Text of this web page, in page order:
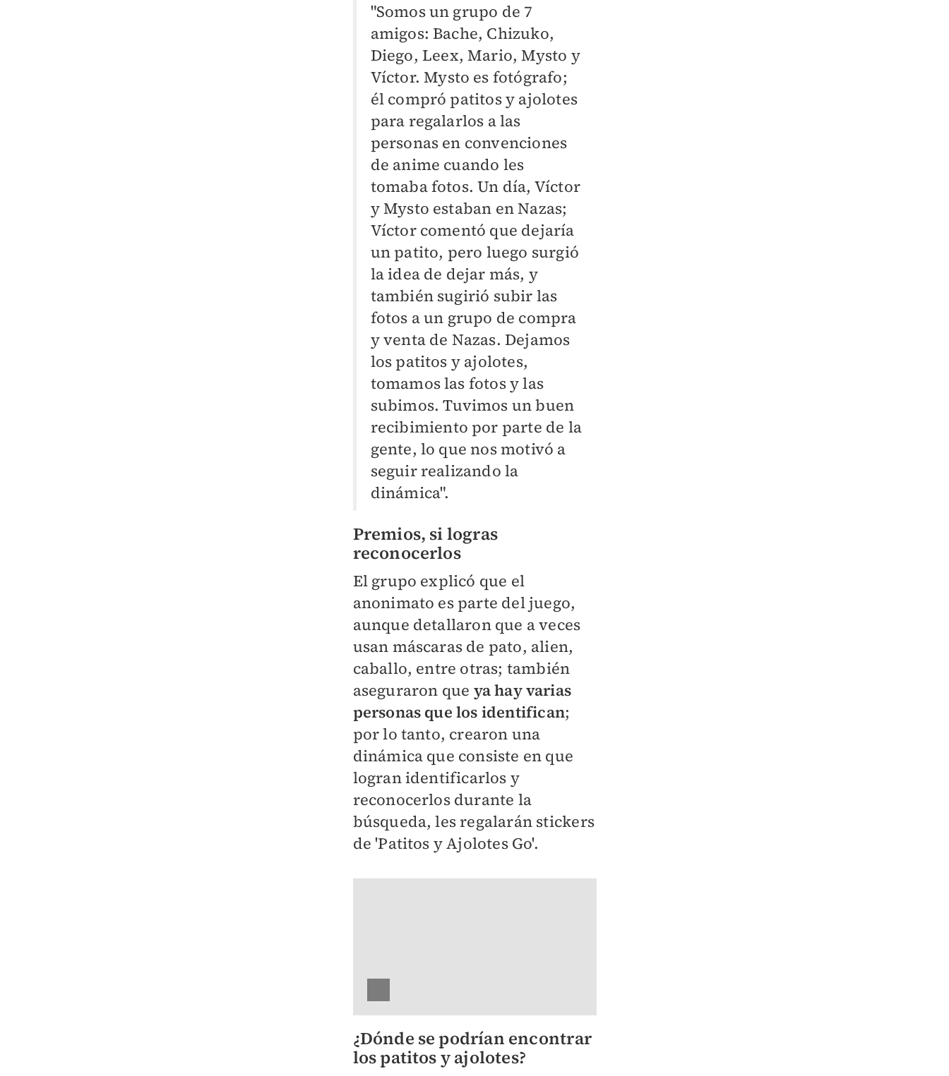
"Somos un grupo de 7
amigos: Bache, Chizuko,
Diego, Leex, Mario, Mysto y
Víctor. Mysto es fotógrafo;
él compró patitos y ajolotes
para regalarlos a las
personas en convenciones
de anime cuando les
tomaba fotos. Un día, Víctor
y Mysto estaban en Nazas;
Víctor comentó que dejaría
un patito, pero luego surgió
la idea de dejar más, y
también sugirió subir las
fotos a un grupo de compra
y venta de Nazas. Dejamos
los patitos y ajolotes,
tomamos las fotos y las
subimos. Tuvimos un buen
recibimiento por parte de la
gente, lo que nos motivó a
seguir realizando la
dinámica".
Premios, si logras
reconocerlos
El grupo explicó que el
anonimato es parte del juego,
aunque detallaron que a veces
usan máscaras de pato, alien,
caballo, entre otras; también
aseguraron que ya hay varias
personas que los identifican;
por lo tanto, crearon una
dinámica que consiste en que
logran identificarlos y
reconocerlos durante la
búsqueda, les regalarán stickers
de 'Patitos y Ajolotes Go'.
¿Dónde se podrían encontrar
los patitos y ajolotes?